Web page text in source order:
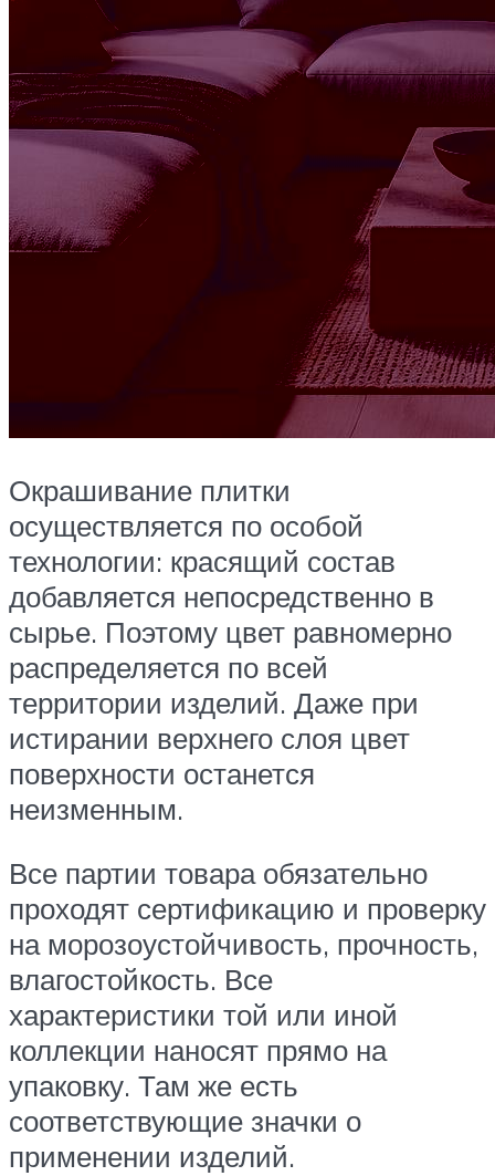
Окрашивание плитки
осуществляется по особой
технологии: красящий состав
добавляется непосредственно в
сырье. Поэтому цвет равномерно
распределяется по всей
территории изделий. Даже при
истирании верхнего слоя цвет
поверхности останется
неизменным.
Все партии товара обязательно
проходят сертификацию и проверку
на морозоустойчивость, прочность,
влагостойкость. Все
характеристики той или иной
коллекции наносят прямо на
упаковку. Там же есть
соответствующие значки о
применении изделий.